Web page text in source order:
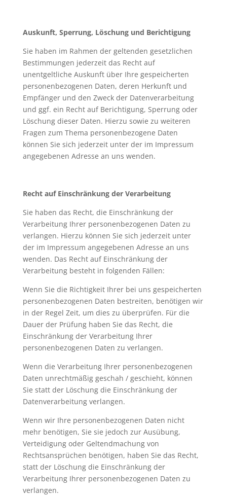
Auskunft, Sperrung, Löschung und Berichtigung
Sie haben im Rahmen der geltenden gesetzlichen
Bestimmungen jederzeit das Recht auf
unentgeltliche Auskunft über Ihre gespeicherten
personenbezogenen Daten, deren Herkunft und
Empfänger und den Zweck der Datenverarbeitung
und ggf. ein Recht auf Berichtigung, Sperrung oder
Löschung dieser Daten. Hierzu sowie zu weiteren
Fragen zum Thema personenbezogene Daten
können Sie sich jederzeit unter der im Impressum
angegebenen Adresse an uns wenden.
Recht auf Einschränkung der Verarbeitung
Sie haben das Recht, die Einschränkung der
Verarbeitung Ihrer personenbezogenen Daten zu
verlangen. Hierzu können Sie sich jederzeit unter
der im Impressum angegebenen Adresse an uns
wenden. Das Recht auf Einschränkung der
Verarbeitung besteht in folgenden Fällen:
Wenn Sie die Richtigkeit Ihrer bei uns gespeicherten
personenbezogenen Daten bestreiten, benötigen wir
in der Regel Zeit, um dies zu überprüfen. Für die
Dauer der Prüfung haben Sie das Recht, die
Einschränkung der Verarbeitung Ihrer
personenbezogenen Daten zu verlangen.
Wenn die Verarbeitung Ihrer personenbezogenen
Daten unrechtmäßig geschah / geschieht, können
Sie statt der Löschung die Einschränkung der
Datenverarbeitung verlangen.
Wenn wir Ihre personenbezogenen Daten nicht
mehr benötigen, Sie sie jedoch zur Ausübung,
Verteidigung oder Geltendmachung von
Rechtsansprüchen benötigen, haben Sie das Recht,
statt der Löschung die Einschränkung der
Verarbeitung Ihrer personenbezogenen Daten zu
verlangen.